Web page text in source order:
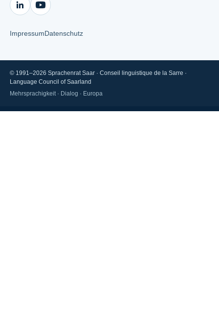
ImpressumDatenschutz
© 1991–2026 Sprachenrat Saar · Conseil linguistique de la Sarre ·
Language Council of Saarland
Mehrsprachigkeit · Dialog · Europa